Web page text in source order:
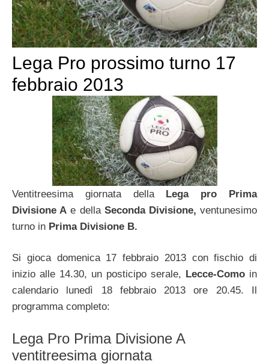
Lega Pro prossimo turno 17
febbraio 2013
Ventitreesima giornata dellaLega pro Prima
Divisione A e della Seconda Divisione, ventunesimo
turno in Prima Divisione B.
Si gioca domenica 17 febbraio 2013 con fischio di
inizio alle 14.30, un posticipo serale, Lecce-Como in
calendario lunedì 18 febbraio 2013 ore 20.45. Il
programma completo:
Lega Pro Prima Divisione A
ventitreesima giornata